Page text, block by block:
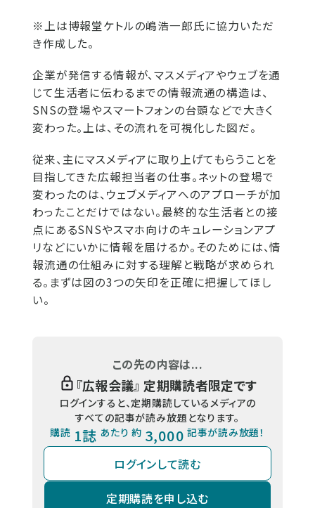
※上は博報堂ケトルの嶋浩一郎氏に協力いただ
き作成した。
企業が発信する情報が、マスメディアやウェブを通
じて生活者に伝わるまでの情報流通の構造は、
SNSの登場やスマートフォンの台頭などで大きく
変わった。上は、その流れを可視化した図だ。
従来、主にマスメディアに取り上げてもらうことを
目指してきた広報担当者の仕事。ネットの登場で
変わったのは、ウェブメディアへのアプローチが加
わったことだけではない。最終的な生活者との接
点にあるSNSやスマホ向けのキュレーションアプ
リなどにいかに情報を届けるか。そのためには、情
報流通の仕組みに対する理解と戦略が求められ
る。まずは図の3つの矢印を正確に把握してほし
い。
この先の内容は...
『広報会議』 定期購読者限定です
ログインすると、定期購読しているメディアの
すべての記事が読み放題となります。
購読 1誌 あたり 約 3,000 記事が読み放題！
ログインして読む
定期購読を申し込む